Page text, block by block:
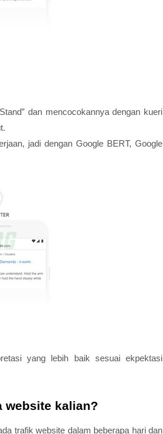
dan mencocokannya dengan kueri
jadi dengan Google BERT, Google
yang lebih baik sesuai ekpektasi
website kalian?
trafik website dalam beberapa hari dan